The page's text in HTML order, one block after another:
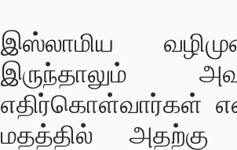
இஸ்லாமிய
இருந்தாலும்
எதிர்கொள்வார்கள்
மதத்தில்